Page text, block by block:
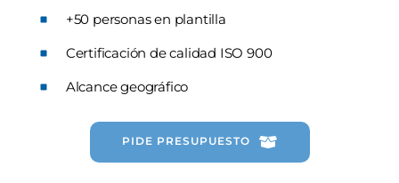
+50 personas en plantilla
Certificación de calidad ISO 900
Alcance geográfico
PIDE PRESUPUESTO